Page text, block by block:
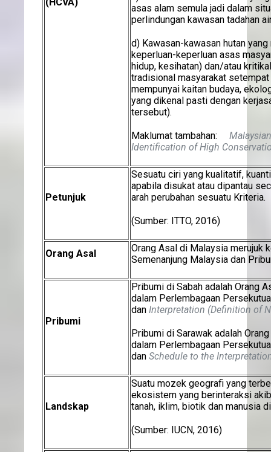
asas alam semula jadi dalam
perlindungan kawasan tadahan
d) Kawasan-kawasan hutan
keperluan-keperluan asas
hidup, kesihatan) dan/atau
tradisional masyarakat
mempunyai kaitan budaya,
yang dikenal pasti dengan
tersebut).
Maklumat tambahan:
Identification of High
Petunjuk
Sesuatu ciri yang kualitatif,
apabila disukat atau dipantau
arah perubahan sesuatu Kriteria.
(Sumber: ITTO, 2016)
Orang Asal
Orang Asal di Malaysia merujuk
Semenanjung Malaysia dan
Pribumi
Pribumi di Sabah adalah Orang
dalam Perlembagaan
dan Interpretation (Definition of
Pribumi di Sarawak adalah
dalam Perlembagaan
dan Schedule to the
Landskap
Suatu mozek geografi yang
ekosistem yang berinteraksi
tanah, iklim, biotik dan manusia
(Sumber: IUCN, 2016)